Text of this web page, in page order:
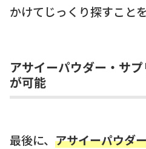
かけてじっくり探すこと
アサイーパウダー・サ
が可能
最後に、 アサイーパウダ